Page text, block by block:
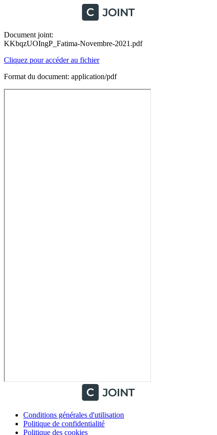
Document joint:
KKbqzUOIngP_Fatima-Novembre-2021.pdf
Cliquez pour accéder au fichier
Format du document: application/pdf
Conditions générales d'utilisation
Politique de confidentialité
Politique des cookies